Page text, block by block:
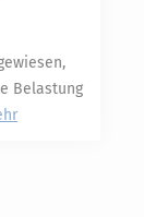
Belastung